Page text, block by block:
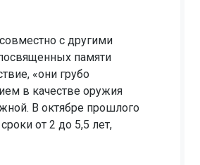
с другими
памяти
«они грубо
в качестве оружия
В октябре прошлого
от 2 до 5,5 лет,